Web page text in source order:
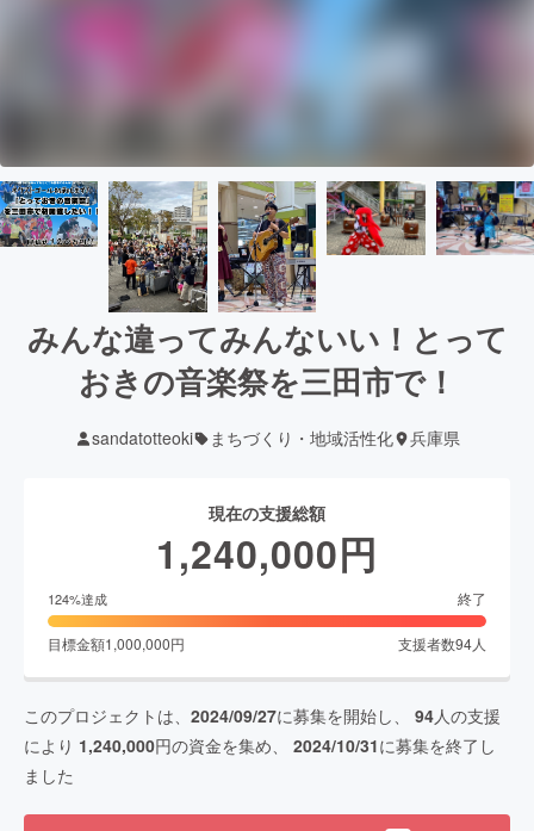
みんな違ってみんないい！とって
おきの音楽祭を三田市で！
sandatotteoki まちづくり・地域活性化 兵庫県
現在の支援総額
1,240,000円
124%達成 終了
目標金額1,000,000円 支援者数94人
このプロジェクトは、 2024/09/27に募集を開始し、 94人の支援
により 1,240,000円の資金を集め、 2024/10/31に募集を終了し
ました